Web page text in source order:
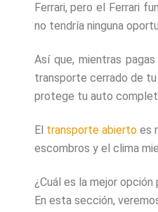
Ferrari, pero el Ferrari
no tendría ninguna
Así que, mientras
transporte cerrado de
protege tu auto
El transporte abierto es
escombros y el clima
¿Cuál es la mejor opción
En esta sección,